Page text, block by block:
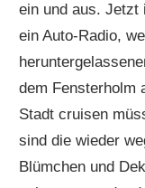
ein und aus. Jetzt
ein Auto-Radio,
dem Fensterholm
Stadt cruisen
sind die wieder
Blümchen und